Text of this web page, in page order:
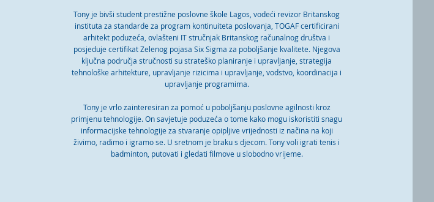
Tony je bivši student prestižne poslovne škole Lagos, vodeći revizor Britanskog
instituta za standarde za program kontinuiteta poslovanja, TOGAF certificirani
arhitekt poduzeća, ovlašteni IT stručnjak Britanskog računalnog društva i
posjeduje certifikat Zelenog pojasa Six Sigma za poboljšanje kvalitete. Njegova
ključna područja stručnosti su strateško planiranje i upravljanje, strategija
tehnološke arhitekture, upravljanje rizicima i upravljanje, vodstvo, koordinacija i
upravljanje programima.
Tony je vrlo zainteresiran za pomoć u poboljšanju poslovne agilnosti kroz
primjenu tehnologije. On savjetuje poduzeća o tome kako mogu iskoristiti snagu
informacijske tehnologije za stvaranje opipljive vrijednosti iz načina na koji
živimo, radimo i igramo se. U sretnom je braku s djecom. Tony voli igrati tenis i
badminton, putovati i gledati filmove u slobodno vrijeme.